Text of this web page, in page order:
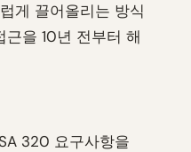
게 끌어올리는 방식
을 10년 전부터 해
320 요구사항을